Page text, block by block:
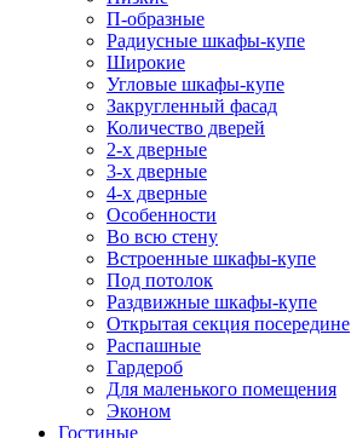
П-образные
Радиусные шкафы-купе
Широкие
Угловые шкафы-купе
Закругленный фасад
Количество дверей
2-х дверные
3-х дверные
4-х дверные
Особенности
Во всю стену
Встроенные шкафы-купе
Под потолок
Раздвижные шкафы-купе
Открытая секция посередине
Распашные
Гардероб
Для маленького помещения
Эконом
Гостиные